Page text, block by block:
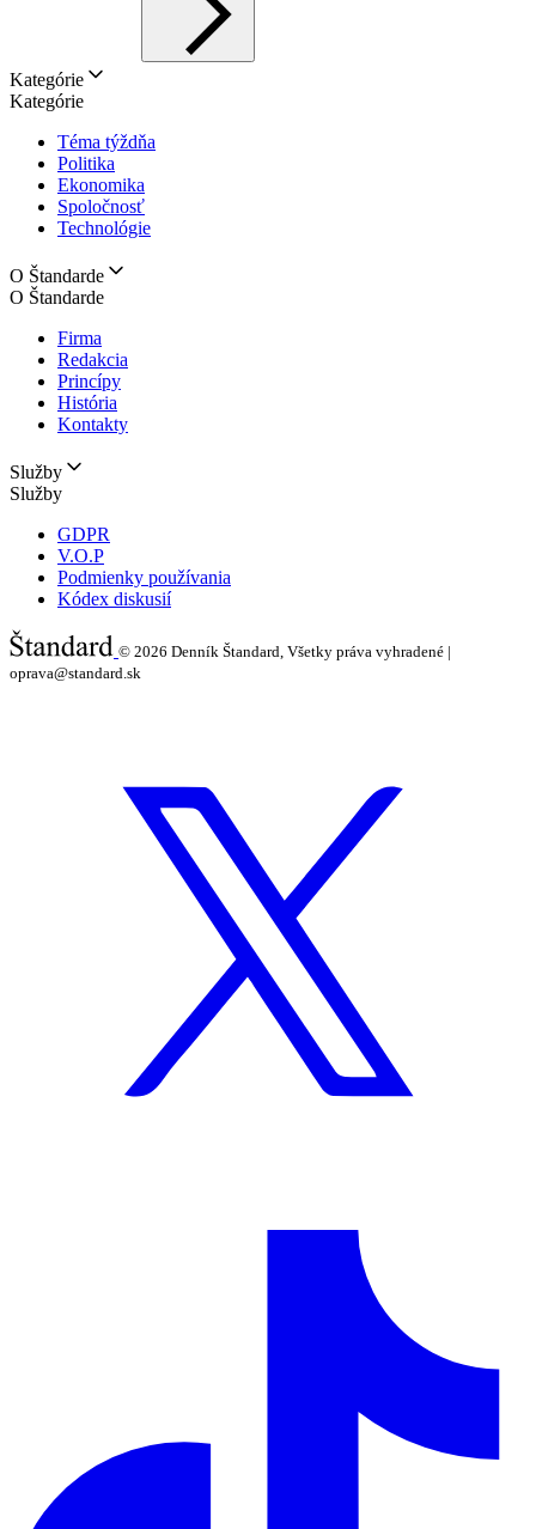
Kategórie
Kategórie
Téma týždňa
Politika
Ekonomika
Spoločnosť
Technológie
O Štandarde
O Štandarde
Firma
Redakcia
Princípy
História
Kontakty
Služby
Služby
GDPR
V.O.P
Podmienky používania
Kódex diskusií
© 2026 Denník Štandard, Všetky práva vyhradené |
oprava@standard.sk